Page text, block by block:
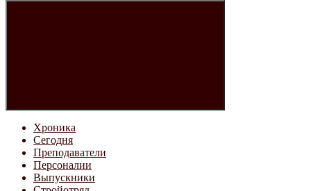
Хроника
Сегодня
Преподаватели
Персоналии
Выпускники